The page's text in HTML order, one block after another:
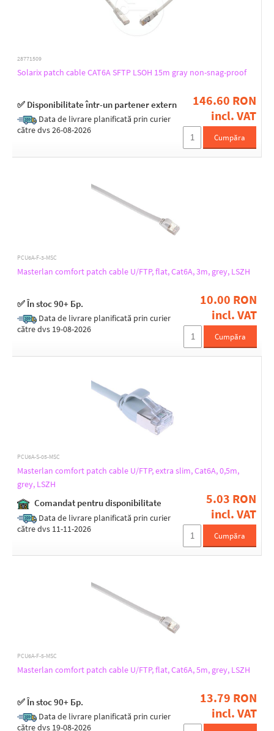
28771509
Solarix patch cable CAT6A SFTP LSOH 15m gray non-snag-proof
✅ Disponibilitate într-un partener extern
Data de livrare planificată prin curier
către dvs 26-08-2026
146.60 RON
incl. VAT
Cumpăra
PCU6A-F-3-MSC
Masterlan comfort patch cable U/FTP, flat, Cat6A, 3m, grey, LSZH
✅ În stoc 90+ Бр.
Data de livrare planificată prin curier
către dvs 19-08-2026
10.00 RON
incl. VAT
Cumpăra
PCU6A-S-05-MSC
Masterlan comfort patch cable U/FTP, extra slim, Cat6A, 0,5m,
grey, LSZH
Comandat pentru disponibilitate
Data de livrare planificată prin curier
către dvs 11-11-2026
5.03 RON
incl. VAT
Cumpăra
PCU6A-F-5-MSC
Masterlan comfort patch cable U/FTP, flat, Cat6A, 5m, grey, LSZH
✅ În stoc 90+ Бр.
Data de livrare planificată prin curier
către dvs 19-08-2026
13.79 RON
incl. VAT